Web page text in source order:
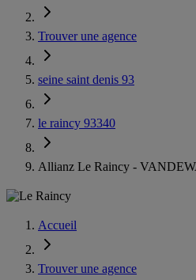
Trouver une agence
seine saint denis 93
le raincy 93340
Allianz Le Raincy -
Accueil
Trouver une agence